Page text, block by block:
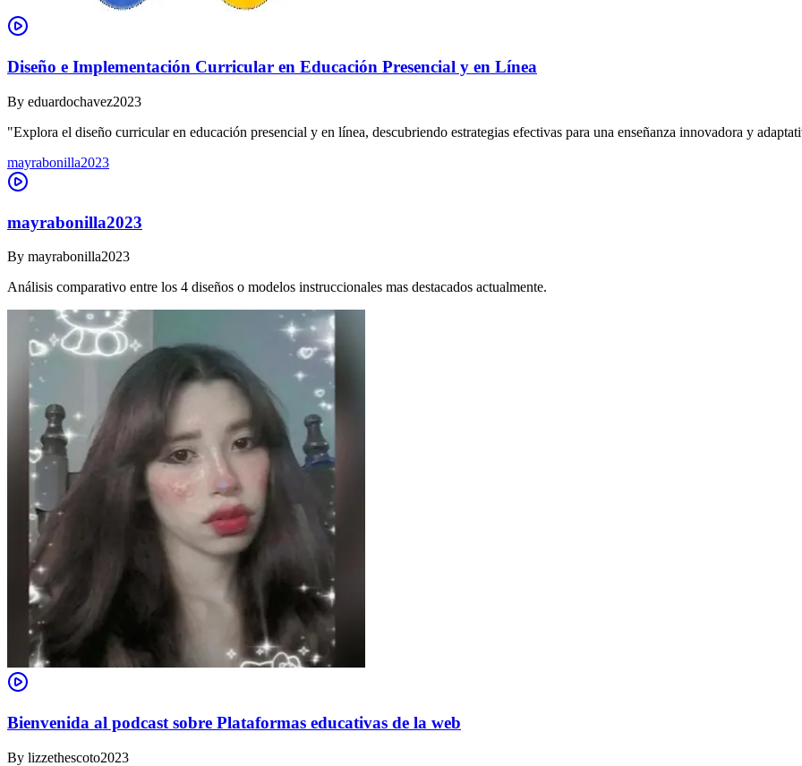
Diseño e Implementación Curricular en Educación Presencial y en Línea
By eduardochavez2023
"Explora el diseño curricular en educación presencial y en línea, descubriendo estrategias efectivas para una enseñanza innovadora y
mayrabonilla2023
mayrabonilla2023
By mayrabonilla2023
Análisis comparativo entre los 4 diseños o modelos instruccionales mas destacados actualmente.
Bienvenida al podcast sobre Plataformas educativas de la web
By lizzethescoto2023